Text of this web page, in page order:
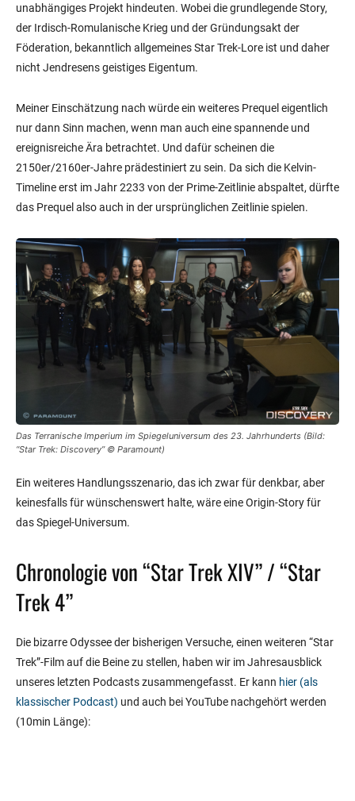
unabhängiges Projekt hindeuten. Wobei die grundlegende Story,
der Irdisch-Romulanische Krieg und der Gründungsakt der
Föderation, bekanntlich allgemeines Star Trek-Lore ist und daher
nicht Jendresens geistiges Eigentum.
Meiner Einschätzung nach würde ein weiteres Prequel eigentlich
nur dann Sinn machen, wenn man auch eine spannende und
ereignisreiche Ära betrachtet. Und dafür scheinen die
2150er/2160er-Jahre prädestiniert zu sein. Da sich die Kelvin-
Timeline erst im Jahr 2233 von der Prime-Zeitlinie abspaltet, dürfte
das Prequel also auch in der ursprünglichen Zeitlinie spielen.
Das Terranische Imperium im Spiegeluniversum des 23. Jahrhunderts (Bild:
“Star Trek: Discovery” © Paramount)
Ein weiteres Handlungsszenario, das ich zwar für denkbar, aber
keinesfalls für wünschenswert halte, wäre eine Origin-Story für
das Spiegel-Universum.
Chronologie von “Star Trek XIV” / “Star
Trek 4”
Die bizarre Odyssee der bisherigen Versuche, einen weiteren “Star
Trek”-Film auf die Beine zu stellen, haben wir im Jahresausblick
unseres letzten Podcasts zusammengefasst. Er kann hier (als
klassischer Podcast) und auch bei YouTube nachgehört werden
(10min Länge):